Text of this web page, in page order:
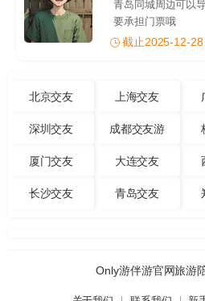
青岛同城周边可以
要承担门票哦
截止2025-12-28
北京交友 上海交友
深圳交友 成都交友游
厦门交友 大连交友
长沙交友 青岛交友
Only游伴游官网旅游